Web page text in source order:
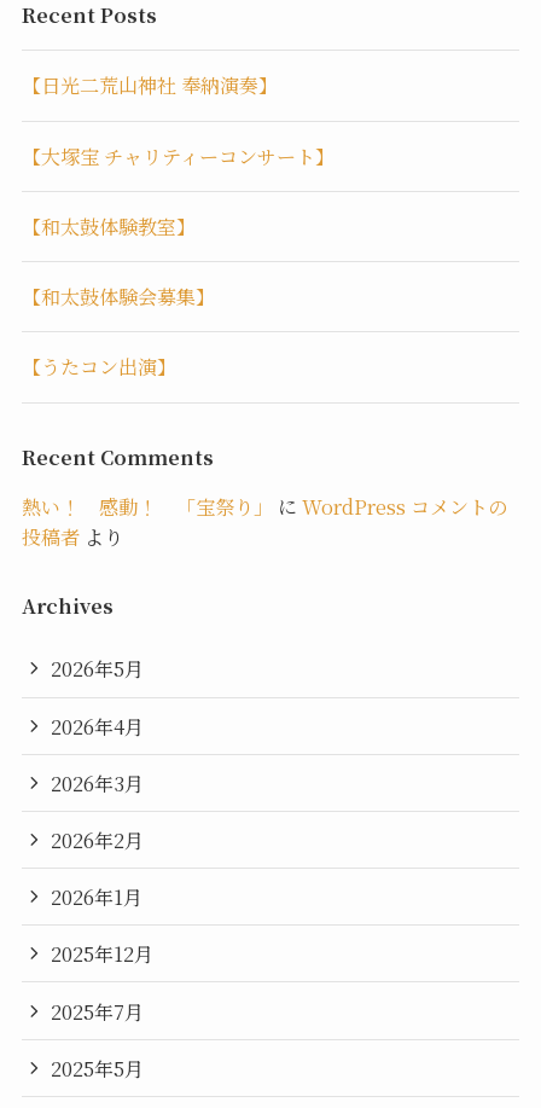
Recent Posts
【日光二荒山神社 奉納演奏】
【大塚宝 チャリティーコンサート】
【和太鼓体験教室】
【和太鼓体験会募集】
【うたコン出演】
Recent Comments
熱い！ 感動！ 「宝祭り」
に WordPress コメントの
投稿者より
Archives
2026年5月
2026年4月
2026年3月
2026年2月
2026年1月
2025年12月
2025年7月
2025年5月